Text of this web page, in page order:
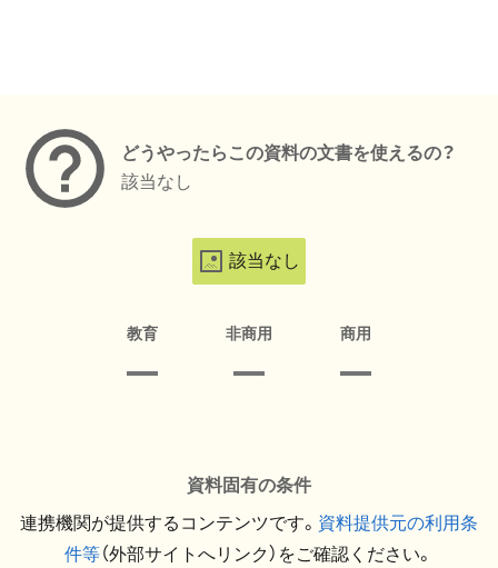
どうやったらこの資料の文書を使えるの？
該当なし
該当なし
教育 非商用 商用
資料固有の条件
連携機関が提供するコンテンツです。 資料提供元の利用条
件等（外部サイトへリンク）をご確認ください。